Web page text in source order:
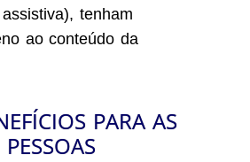
tenham
ao conteúdo da
PARA AS
PESSOAS